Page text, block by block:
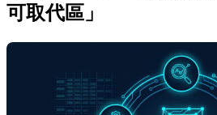
可取代區」